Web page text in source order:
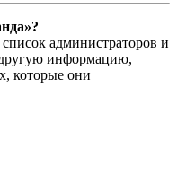
администраторов и
информацию,
которые они